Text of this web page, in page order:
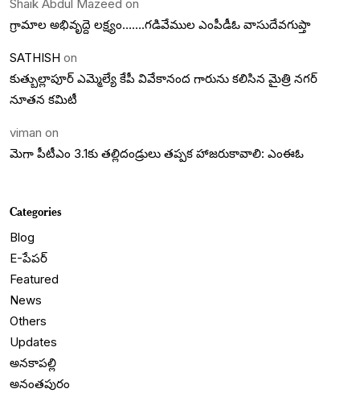
Shaik Abdul Mazeed on
గ్రామాల అభివృద్దె లక్ష్యం…….గడివేముల ఎంపీడీఓ వాసుదేవగుప్తా
SATHISH on
కుత్బుల్లాపూర్ ఎమ్మెల్యే కేపీ వివేకానంద గారును కలిసిన మైత్రి నగర్
నూతన కమిటీ
viman on
మెగా పీటీఎం 3.1కు తల్లిదండ్రులు తప్పక హాజరుకావాలి: ఎంఈఓ
Categories
Blog
E-పేపర్
Featured
News
Others
Updates
అనకాపల్లి
అనంతపురం